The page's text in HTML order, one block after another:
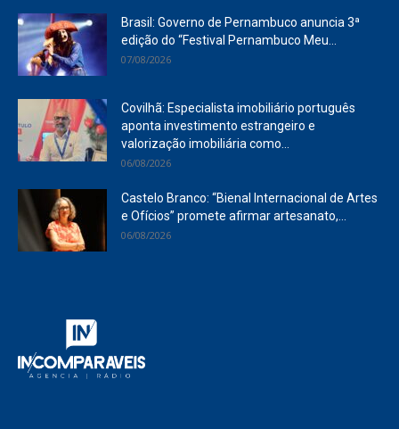
Brasil: Governo de Pernambuco anuncia 3ª
edição do “Festival Pernambuco Meu...
07/08/2026
Covilhã: Especialista imobiliário português
aponta investimento estrangeiro e
valorização imobiliária como...
06/08/2026
Castelo Branco: “Bienal Internacional de Artes
e Ofícios” promete afirmar artesanato,...
06/08/2026